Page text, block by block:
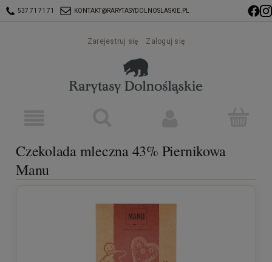
537 71 71 71 KONTAKT@RARYTASYDOLNOSLASKIE.PL
Zarejestruj się Zaloguj się
Czekolada mleczna 43% Piernikowa
Manu